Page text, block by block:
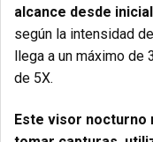
alcance desde
según la intensidad
llega a un máximo de
de 5X.
Este visor nocturno